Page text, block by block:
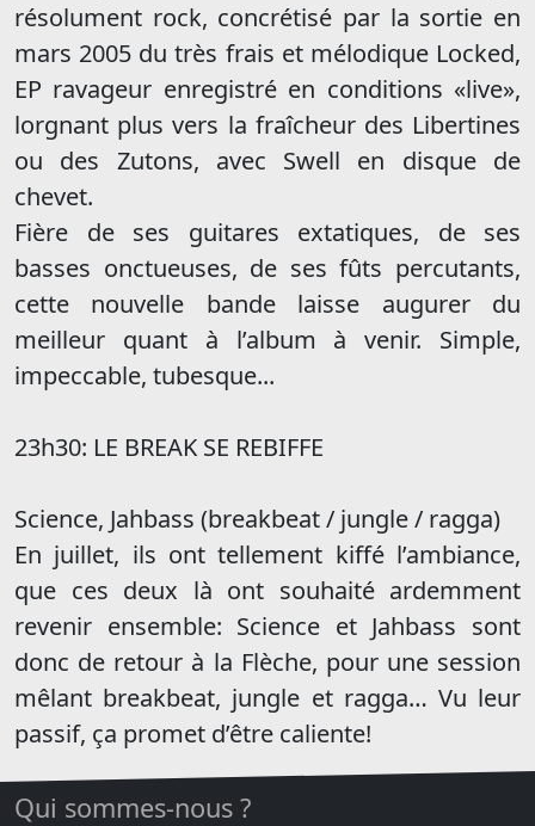
résolument rock, concrétisé par la sortie en
mars 2005 du très frais et mélodique Locked,
EP ravageur enregistré en conditions «live»,
lorgnant plus vers la fraîcheur des Libertines
ou des Zutons, avec Swell en disque de
chevet.
Fière de ses guitares extatiques, de ses
basses onctueuses, de ses fûts percutants,
cette nouvelle bande laisse augurer du
meilleur quant à l’album à venir. Simple,
impeccable, tubesque...
23h30: LE BREAK SE REBIFFE
Science, Jahbass (breakbeat / jungle / ragga)
En juillet, ils ont tellement kiffé l’ambiance,
que ces deux là ont souhaité ardemment
revenir ensemble: Science et Jahbass sont
donc de retour à la Flèche, pour une session
mêlant breakbeat, jungle et ragga… Vu leur
passif, ça promet d’être caliente!
Qui sommes-nous ?